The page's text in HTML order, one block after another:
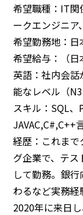
希望職種：IT関
ークエンジニ
希望勤務地：日
希望給与：（
英語：社内会
能なレベル（N3
スキル：SQL、
JAVAC,C#,C++
経歴：これま
グ企業で、テ
して勤務。銀
わるなど実務経
2020年に来日